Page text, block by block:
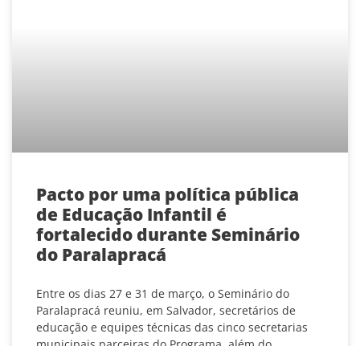
Pacto por uma política pública
de Educação Infantil é
fortalecido durante Seminário
do Paralapracá
Entre os dias 27 e 31 de março, o Seminário do
Paralapracá reuniu, em Salvador, secretários de
educação e equipes técnicas das cinco secretarias